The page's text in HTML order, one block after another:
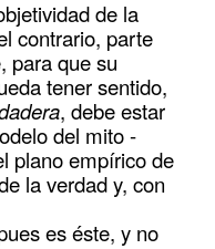
de la
contrario, parte
para que su
tener sentido,
, debe estar
del mito -
plano empírico de
la verdad y, con
es éste, y no